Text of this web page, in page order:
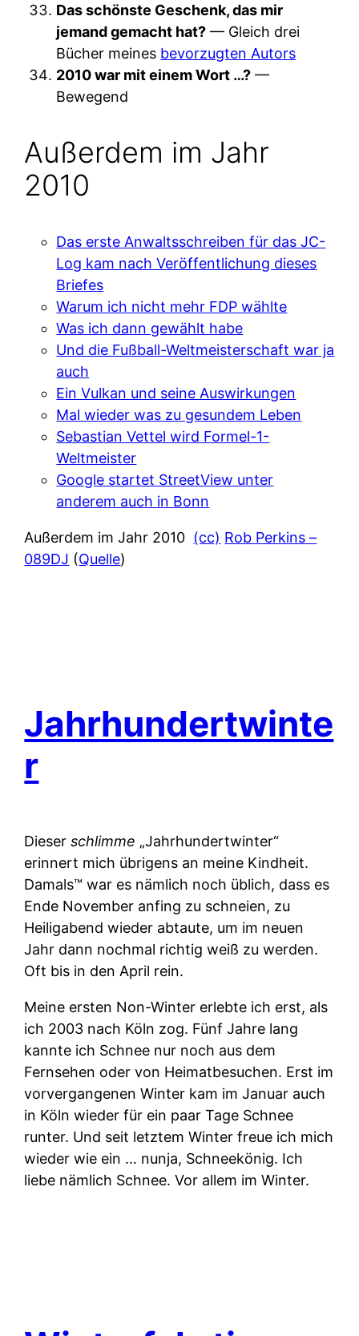
Das schönste Geschenk, das mir
jemand gemacht hat? — Gleich drei
Bücher meines bevorzugten Autors
2010 war mit einem Wort …? —
Bewegend
Außerdem im Jahr
2010
Das erste Anwaltsschreiben für das JC-
Log kam nach Veröffentlichung dieses
Briefes
Warum ich nicht mehr FDP wählte
Was ich dann gewählt habe
Und die Fußball-Weltmeisterschaft war ja
auch
Ein Vulkan und seine Auswirkungen
Mal wieder was zu gesundem Leben
Sebastian Vettel wird Formel-1-
Weltmeister
Google startet StreetView unter
anderem auch in Bonn
Außerdem im Jahr 2010 (cc) Rob Perkins –
089DJ (Quelle)
Jahrhundertwinte
r
Dieserschlimme „Jahrhundertwinter“
erinnert mich übrigens an meine Kindheit.
Damals™ war es nämlich noch üblich, dass es
Ende November anfing zu schneien, zu
Heiligabend wieder abtaute, um im neuen
Jahr dann nochmal richtig weiß zu werden.
Oft bis in den April rein.
Meine ersten Non-Winter erlebte ich erst, als
ich 2003 nach Köln zog. Fünf Jahre lang
kannte ich Schnee nur noch aus dem
Fernsehen oder von Heimatbesuchen. Erst im
vorvergangenen Winter kam im Januar auch
in Köln wieder für ein paar Tage Schnee
runter. Und seit letztem Winter freue ich mich
wieder wie ein … nunja, Schneekönig. Ich
liebe nämlich Schnee. Vor allem im Winter.